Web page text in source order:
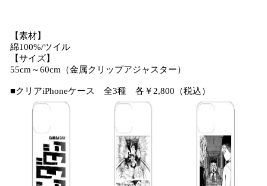
【素材】
綿100%/ツイル
【サイズ】
55cm～60cm（金属クリップアジャスター）
■クリアiPhoneケース 全3種 各￥2,800（税込）